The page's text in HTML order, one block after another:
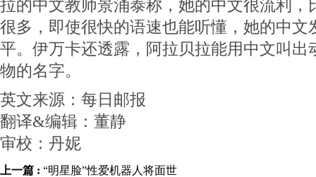
拉的中文教师景涌泰称，她的中文很流利，
很多，即使很快的语速也能听懂，她的中文
平。伊万卡还透露，阿拉贝拉能用中文叫出
物的名字。
英文来源：每日邮报
翻译&编辑：董静
审校：丹妮
上一篇 : “明星脸”性爱机器人将面世